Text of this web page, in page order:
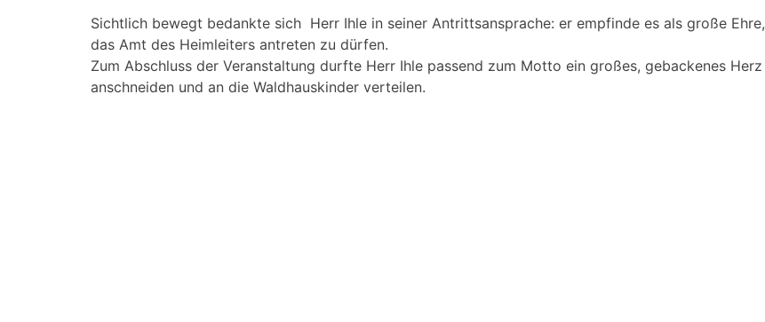
Sichtlich bewegt bedankte sich Herr Ihle in seiner Antrittsansprache: er empfinde es als große Ehre,
das Amt des Heimleiters antreten zu dürfen.
Zum Abschluss der Veranstaltung durfte Herr Ihle passend zum Motto ein großes, gebackenes Herz
anschneiden und an die Waldhauskinder verteilen.